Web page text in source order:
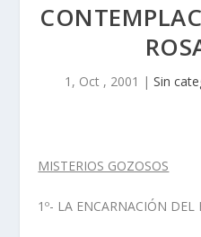
1, Oct , 2001 | Sin
MISTERIOS GOZOSOS
1º- LA ENCARNACIÓN DEL